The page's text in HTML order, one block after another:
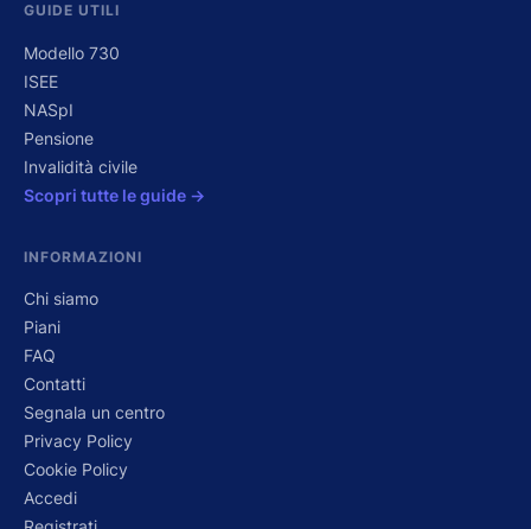
GUIDE UTILI
Modello 730
ISEE
NASpI
Pensione
Invalidità civile
Scopri tutte le guide →
INFORMAZIONI
Chi siamo
Piani
FAQ
Contatti
Segnala un centro
Privacy Policy
Cookie Policy
Accedi